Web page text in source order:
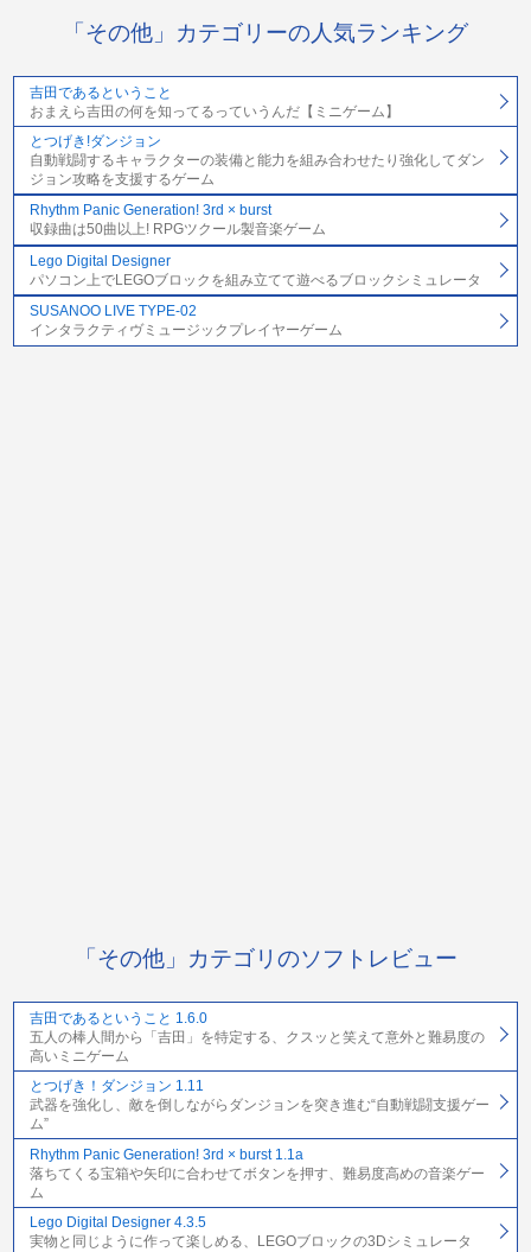
「その他」カテゴリーの人気ランキング
吉田であるということ
おまえら吉田の何を知ってるっていうんだ【ミニゲーム】
とつげき!ダンジョン
自動戦闘するキャラクターの装備と能力を組み合わせたり強化してダン
ジョン攻略を支援するゲーム
Rhythm Panic Generation! 3rd × burst
収録曲は50曲以上! RPGツクール製音楽ゲーム
Lego Digital Designer
パソコン上でLEGOブロックを組み立てて遊べるブロックシミュレータ
SUSANOO LIVE TYPE-02
インタラクティヴミュージックプレイヤーゲーム
「その他」カテゴリのソフトレビュー
吉田であるということ 1.6.0
五人の棒人間から「吉田」を特定する、クスッと笑えて意外と難易度の
高いミニゲーム
とつげき！ダンジョン 1.11
武器を強化し、敵を倒しながらダンジョンを突き進む“自動戦闘支援ゲー
ム”
Rhythm Panic Generation! 3rd × burst 1.1a
落ちてくる宝箱や矢印に合わせてボタンを押す、難易度高めの音楽ゲー
ム
Lego Digital Designer 4.3.5
実物と同じように作って楽しめる、LEGOブロックの3Dシミュレータ